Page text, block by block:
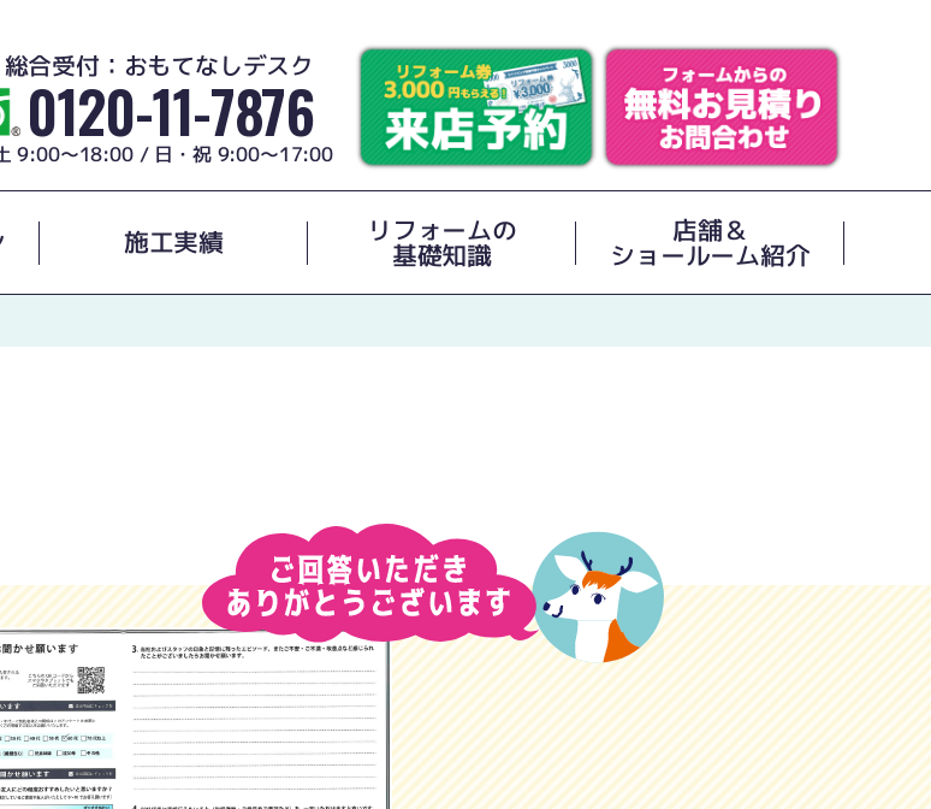
総合受付：おもてなしデスク
0120-11-7876
9:00～18:00 / 日・祝 9:00～17:00
施工実績 リフォームの
基礎知識
店舗＆
ショールーム紹介